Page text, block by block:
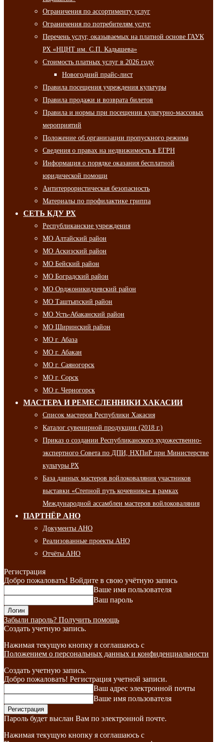
Ограничения по ассортименту услуг
Ограничения по потребителям услуг
Перечень услуг, оказываемых на платной основе ГАУК
РХ «НЦНТ им. С.П. Кадышева»
Стоимость платных услуг в 2026 году
Новогодний прайс-лист
Правила посещения учреждения культуры
Правила продажи и возврата билетов
Правила и нормы при посещении культурно-массовых
мероприятий
Положение об организации пропускного режима
Сведения о правах на недвижимость в ЕГРН
Информация о порядке оказания бесплатной
юридической помощи
Антитеррористическая безопасность
Материалы по профилактике гриппа
СЕТЬ КДУ РХ
Республиканские учреждения
МО Алтайский район
МО Аскизский район
МО Бейский район
МО Боградский район
МО Орджоникидзевский район
МО Таштыпский район
МО Усть-Абаканский район
МО Ширинский район
МО г. Абаза
МО г. Абакан
МО г. Саяногорск
МО г. Сорск
МО г. Черногорск
МАСТЕРА И РЕМЕСЛЕННИКИ ХАКАСИИ
Список мастеров Республики Хакасия
Каталог сувенирной продукции (2018 г.)
Приказ о создании Республиканского художественно-
экспертного Совета по ДПИ, НХПиР при Министерстве
культуры РХ
База данных мастеров войлоковаляния участников
выставки «Степной путь кочевника» в рамках
Международной ассамблеи мастеров войлоковаляния
ПАРТНЁР АНО
Документы АНО
Реализованные проекты АНО
Отчёты АНО
Регистрация
Добро пожаловать! Войдите в свою учётную запись
Ваше имя пользователя
Ваш пароль
Забыли пароль? Получить помощь
Создать учетную запись.
Нажимая текущую кнопку я соглашаюсь с
Положением о персональных данных и конфиденциальности
Создать учетную запись.
Добро пожаловать! Регистрация учетной записи.
Ваш адрес электронной почты
Ваше имя пользователя
Пароль будет выслан Вам по электронной почте.
Нажимая текущую кнопку я соглашаюсь с